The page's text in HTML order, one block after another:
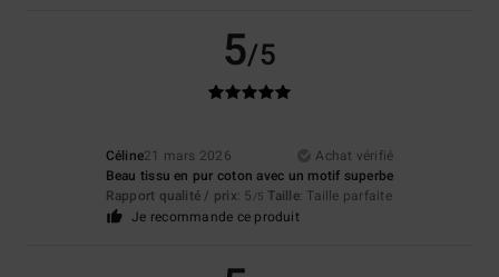
5/5
Céline21 mars 2026
Achat vérifié
Beau tissu en pur coton avec un motif superbe
Rapport qualité / prix: 5 /5 Taille: Taille parfaite
Je recommande ce produit